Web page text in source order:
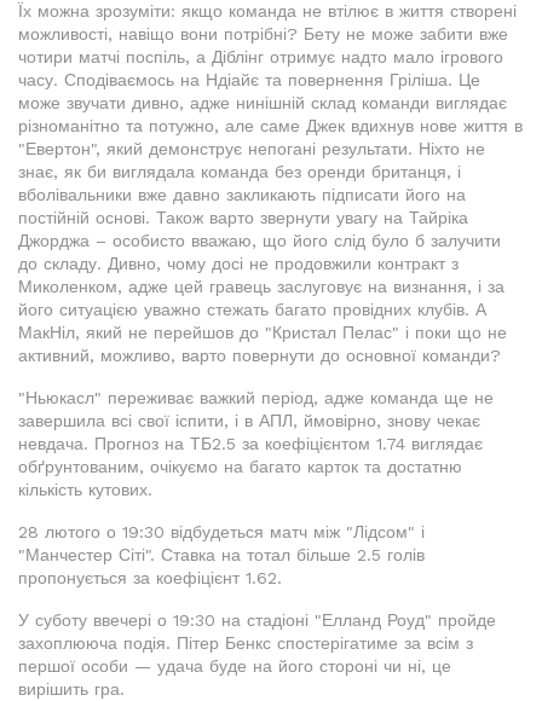
Їх можна зрозуміти: якщо команда не втілює в життя створені
можливості, навіщо вони потрібні? Бету не може забити вже
чотири матчі поспіль, а Діблінг отримує надто мало ігрового
часу. Сподіваємось на Ндіайє та повернення Гріліша. Це
може звучати дивно, адже нинішній склад команди виглядає
різноманітно та потужно, але саме Джек вдихнув нове життя в
"Евертон", який демонструє непогані результати. Ніхто не
знає, як би виглядала команда без оренди британця, і
вболівальники вже давно закликають підписати його на
постійній основі. Також варто звернути увагу на Тайріка
Джорджа – особисто вважаю, що його слід було б залучити
до складу. Дивно, чому досі не продовжили контракт з
Миколенком, адже цей гравець заслуговує на визнання, і за
його ситуацією уважно стежать багато провідних клубів. А
МакНіл, який не перейшов до "Кристал Пелас" і поки що не
активний, можливо, варто повернути до основної команди?
"Ньюкасл" переживає важкий період, адже команда ще не
завершила всі свої іспити, і в АПЛ, ймовірно, знову чекає
невдача. Прогноз на ТБ2.5 за коефіцієнтом 1.74 виглядає
обґрунтованим, очікуємо на багато карток та достатню
кількість кутових.
28 лютого о 19:30 відбудеться матч між "Лідсом" і
"Манчестер Сіті". Ставка на тотал більше 2.5 голів
пропонується за коефіцієнт 1.62.
У суботу ввечері о 19:30 на стадіоні "Елланд Роуд" пройде
захоплююча подія. Пітер Бенкс спостерігатиме за всім з
першої особи — удача буде на його стороні чи ні, це
вирішить гра.